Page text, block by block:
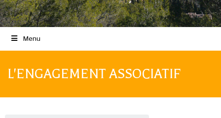
Menu
L'ENGAGEMENT ASSOCIATIF